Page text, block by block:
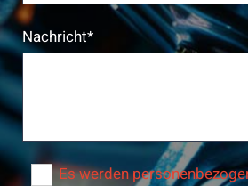
Nachricht*
Es werden